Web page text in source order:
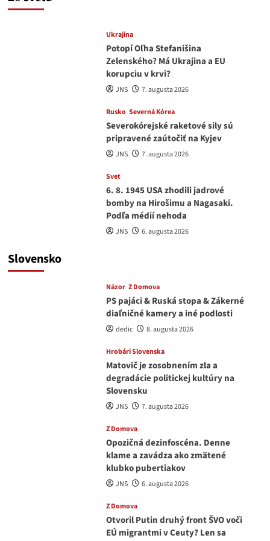
medvedar
Ukrajina
Potopí Oľha Stefanišina
Zelenského? Má Ukrajina a EU
korupciu v krvi?
JNS 7. augusta 2026
Rusko Severná Kórea
Severokórejské raketové sily sú
pripravené zaútočiť na Kyjev
JNS 7. augusta 2026
Svet
6. 8. 1945 USA zhodili jadrové
bomby na Hirošimu a Nagasaki.
Podľa médií nehoda
JNS 6. augusta 2026
Slovensko
Názor Z Domova
PS pajáci & Ruská stopa & Zákerné
diaľničné kamery a iné podlosti
dedic 8. augusta 2026
Hrobári Slovenska
Matovič je zosobnením zla a
degradácie politickej kultúry na
Slovensku
JNS 7. augusta 2026
Z Domova
Opozičná dezinfoscéna. Denne
klame a zavádza ako zmätené
klubko pubertiakov
JNS 6. augusta 2026
Z Domova
Otvoril Putin druhý front ŠVO voči
EÚ migrantmi v Ceuty? Len sa